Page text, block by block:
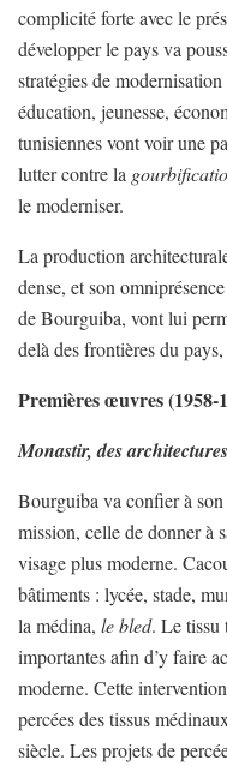
complicité forte avec le
développer le pays va
stratégies de
éducation, jeunesse,
tunisiennes vont voir une
lutter contre la
le moderniser.
La production
dense, et son
de Bourguiba, vont lui
delà des frontières du
Premières œuvres (1958-
Monastir, des
Bourguiba va confier à
mission, celle de donner à
visage plus moderne.
bâtiments : lycée, stade,
la médina, le bled. Le tissu
importantes afin d’y faire
moderne. Cette
percées des tissus
siècle. Les projets de